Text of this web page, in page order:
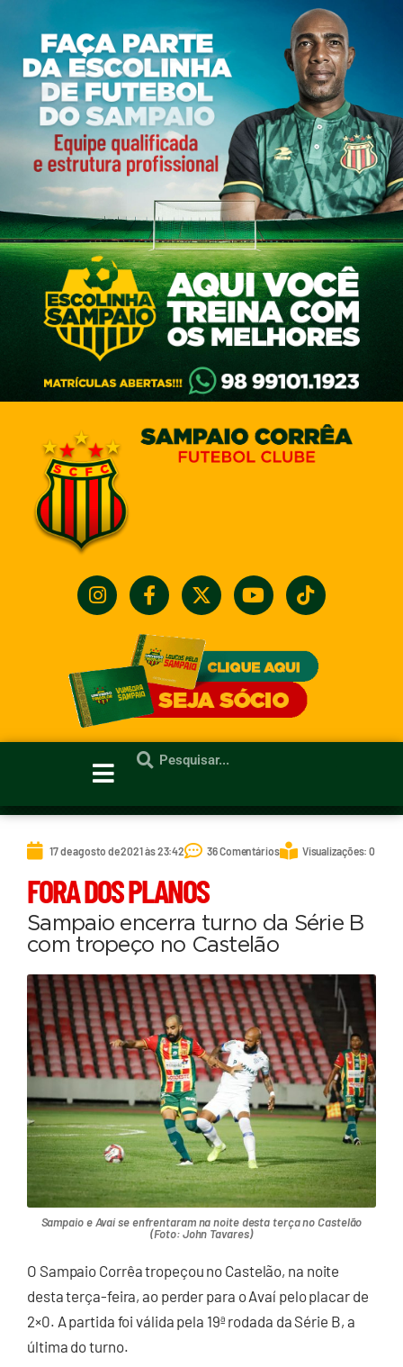
17 de agosto de 2021 às 23:42 36 Comentários Visualizações: 0
FORA DOS PLANOS
Sampaio encerra turno da Série B
com tropeço no Castelão
Sampaio e Avaí se enfrentaram na noite desta terça no Castelão
(Foto: John Tavares)
O Sampaio Corrêa tropeçou no Castelão, na noite
desta terça-feira, ao perder para o Avaí pelo placar de
2×0. A partida foi válida pela 19ª rodada da Série B, a
última do turno.